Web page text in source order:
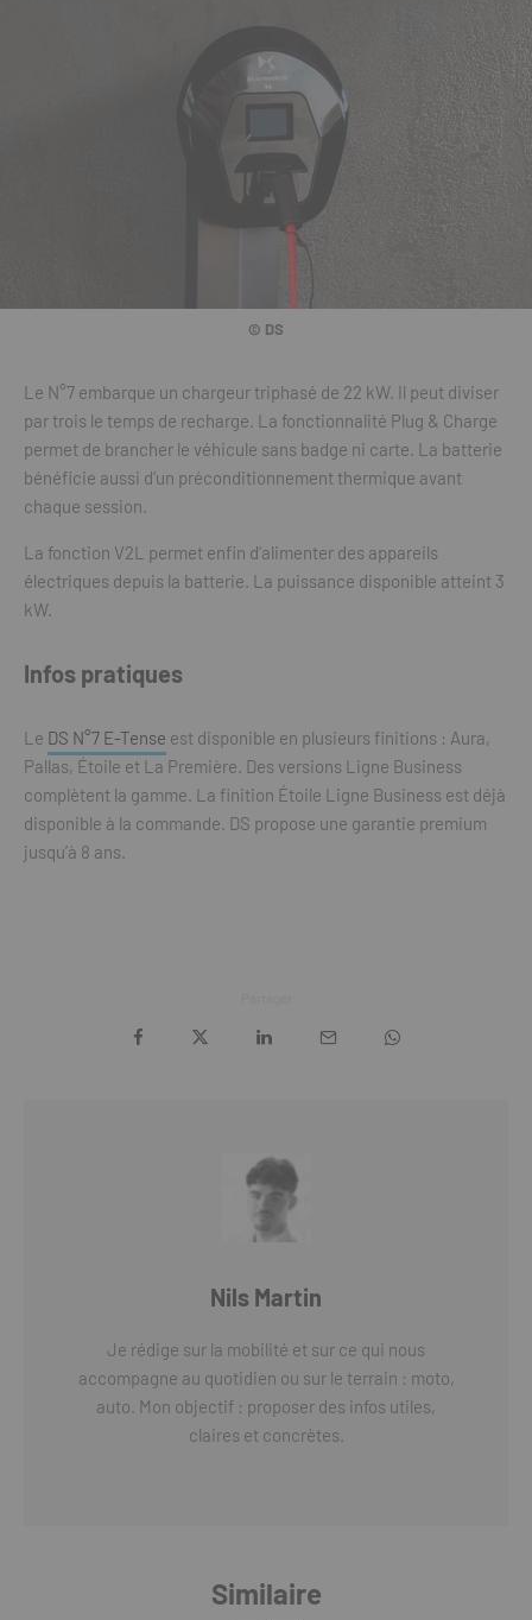
© DS
Le N°7 embarque un chargeur triphasé de 22 kW. Il peut diviser
par trois le temps de recharge. La fonctionnalité Plug & Charge
permet de brancher le véhicule sans badge ni carte. La batterie
bénéficie aussi d’un préconditionnement thermique avant
chaque session.
La fonction V2L permet enfin d’alimenter des appareils
électriques depuis la batterie. La puissance disponible atteint 3
kW.
Infos pratiques
Le DS N°7 E-Tense est disponible en plusieurs finitions : Aura,
Pallas, Étoile et La Première. Des versions Ligne Business
complètent la gamme. La finition Étoile Ligne Business est déjà
disponible à la commande. DS propose une garantie premium
jusqu’à 8 ans.
Nils Martin
Je rédige sur la mobilité et sur ce qui nous
accompagne au quotidien ou sur le terrain : moto,
auto. Mon objectif : proposer des infos utiles,
claires et concrètes.
Similaire